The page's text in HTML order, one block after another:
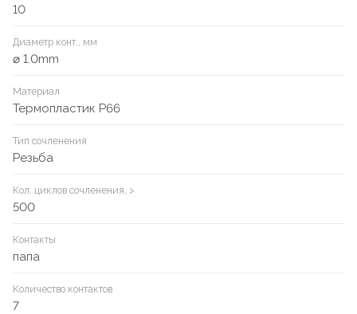
10
Диаметр конт., мм
⌀ 1.0mm
Материал
Термопластик P66
Тип сочленения
Резьба
Кол. циклов сочленения, >
500
Контакты
папа
Количество контактов
7